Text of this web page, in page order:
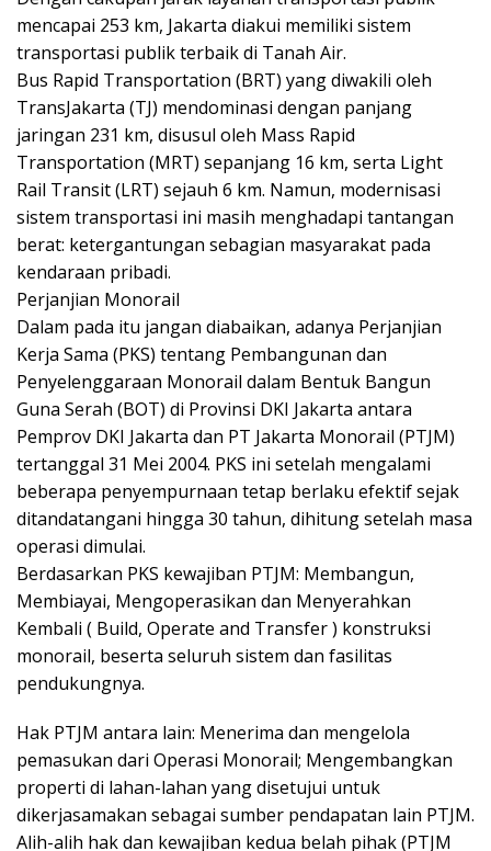
mencapai 253 km, Jakarta diakui memiliki sistem
transportasi publik terbaik di Tanah Air.
Bus Rapid Transportation (BRT) yang diwakili oleh
TransJakarta (TJ) mendominasi dengan panjang
jaringan 231 km, disusul oleh Mass Rapid
Transportation (MRT) sepanjang 16 km, serta Light
Rail Transit (LRT) sejauh 6 km. Namun, modernisasi
sistem transportasi ini masih menghadapi tantangan
berat: ketergantungan sebagian masyarakat pada
kendaraan pribadi.
Perjanjian Monorail
Dalam pada itu jangan diabaikan, adanya Perjanjian
Kerja Sama (PKS) tentang Pembangunan dan
Penyelenggaraan Monorail dalam Bentuk Bangun
Guna Serah (BOT) di Provinsi DKI Jakarta antara
Pemprov DKI Jakarta dan PT Jakarta Monorail (PTJM)
tertanggal 31 Mei 2004. PKS ini setelah mengalami
beberapa penyempurnaan tetap berlaku efektif sejak
ditandatangani hingga 30 tahun, dihitung setelah masa
operasi dimulai.
Berdasarkan PKS kewajiban PTJM: Membangun,
Membiayai, Mengoperasikan dan Menyerahkan
Kembali ( Build, Operate and Transfer ) konstruksi
monorail, beserta seluruh sistem dan fasilitas
pendukungnya.
Hak PTJM antara lain: Menerima dan mengelola
pemasukan dari Operasi Monorail; Mengembangkan
properti di lahan-lahan yang disetujui untuk
dikerjasamakan sebagai sumber pendapatan lain PTJM.
Alih-alih hak dan kewajiban kedua belah pihak (PTJM